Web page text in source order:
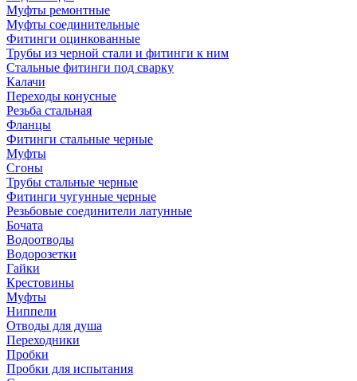
Муфты ремонтные
Муфты соединительные
Фитинги оцинкованные
Трубы из черной стали и фитинги к ним
Стальные фитинги под сварку
Калачи
Переходы конусные
Резьба стальная
Фланцы
Фитинги стальные черные
Муфты
Сгоны
Трубы стальные черные
Фитинги чугунные черные
Резьбовые соединители латунные
Бочата
Водоотводы
Водорозетки
Гайки
Крестовины
Муфты
Ниппели
Отводы для душа
Переходники
Пробки
Пробки для испытания